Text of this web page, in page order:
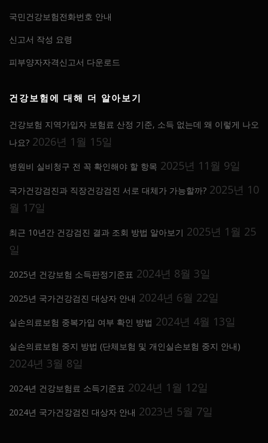
국민건강보험전화번호 안내
신고서 작성 요령
피부양자자격신고서 다운로드
건강보험에 대해 더 알아보기
건강보험 지역가입자 보험료 산정 기준, 소득 없는데 왜 이렇게 나오
나요? 2026년 1월 15일
병원비 실비청구 전 꼭 확인해야 할 항목 2025년 11월 9일
국가건강검진과 직장건강검진 서로 대체가 가능할까? 2025년 10
월 17일
최근 10년간 건강검진 결과 조회 방법 알아보기 2025년 1월 25
일
2025년 건강보험 소득판정기준표 2024년 8월 3일
2025년 국가건강검진 대상자 안내 2024년 6월 22일
실손의료보험 중복가입 여부 확인 방법 2024년 4월 13일
실손의료보험 중지 방법 (단체보험 및 개인실손보험 중지 안내)
2024년 3월 8일
2024년 건강보험료 소득기준표 2024년 1월 12일
2024년 국가건강검진 대상자 안내 2023년 5월 7일